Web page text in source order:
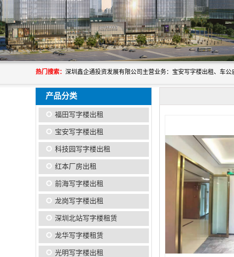
热门搜索：
产品分类
福田写字楼出租
宝安写字楼出租
科技园写字楼出租
红本厂房出租
前海写字楼出租
龙岗写字楼出租
深圳北站写字楼租赁
龙华写字楼租赁
光明写字楼出租